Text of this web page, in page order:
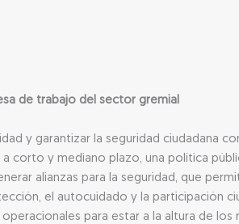
de trabajo del sector gremial
y garantizar la seguridad ciudadana
corto y mediano plazo, una política
alianzas para la seguridad, que
el autocuidado y la participación
para estar a la altura de los